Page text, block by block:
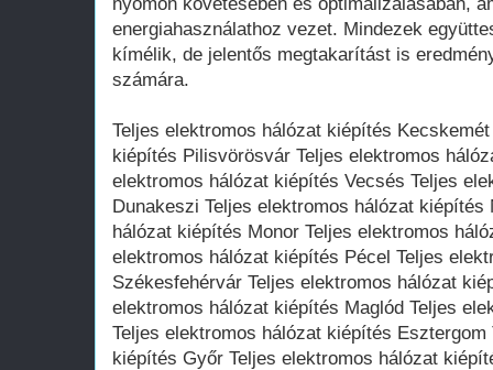
energiahasználathoz vezet. Mindezek
kímélik, de jelentős megtakarítást is
számára.
Teljes elektromos hálózat kiépítés
kiépítés Pilisvörösvár Teljes elektromos
elektromos hálózat kiépítés Vecsés Teljes
Dunakeszi Teljes elektromos hálózat
hálózat kiépítés Monor Teljes elektromos
elektromos hálózat kiépítés Pécel Teljes
Székesfehérvár Teljes elektromos hálózat
elektromos hálózat kiépítés Maglód Teljes
Teljes elektromos hálózat kiépítés
kiépítés Győr Teljes elektromos hálózat